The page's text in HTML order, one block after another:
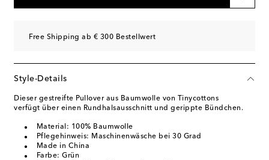
Free Shipping ab € 300 Bestellwert
Style-Details
Dieser gestreifte Pullover aus Baumwolle von Tinycottons
verfügt über einen Rundhalsausschnitt und gerippte Bündchen.
Material: 100% Baumwolle
Pflegehinweis: Maschinenwäsche bei 30 Grad
Made in China
Farbe: Grün